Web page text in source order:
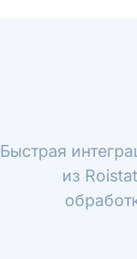
Быстрая
из